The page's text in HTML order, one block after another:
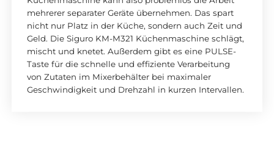
mehrerer separater Geräte übernehmen. Das spart
nicht nur Platz in der Küche, sondern auch Zeit und
Geld. Die Siguro KM-M321 Küchenmaschine schlägt,
mischt und knetet. Außerdem gibt es eine PULSE-
Taste für die schnelle und effiziente Verarbeitung
von Zutaten im Mixerbehälter bei maximaler
Geschwindigkeit und Drehzahl in kurzen Intervallen.